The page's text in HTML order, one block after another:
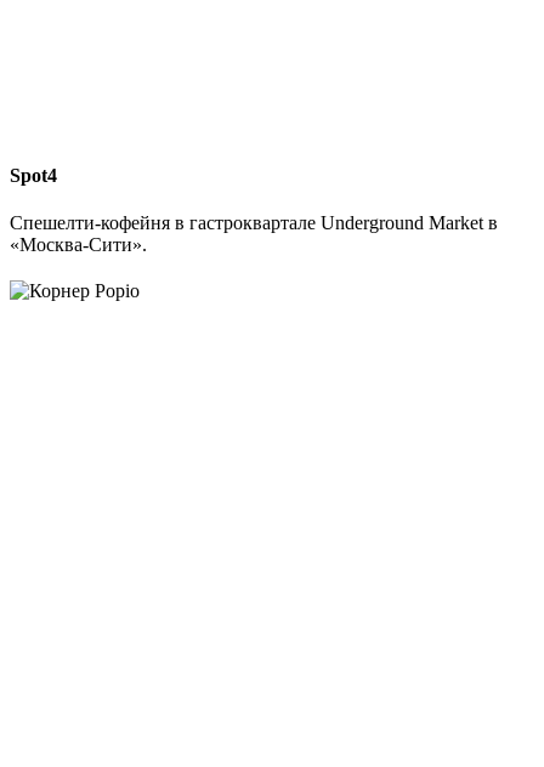
Spot4
Спешелти-кофейня в гастроквартале Underground Market в
«Москва-Cити».